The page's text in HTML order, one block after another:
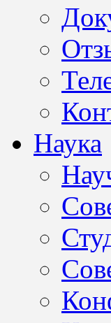
Наука